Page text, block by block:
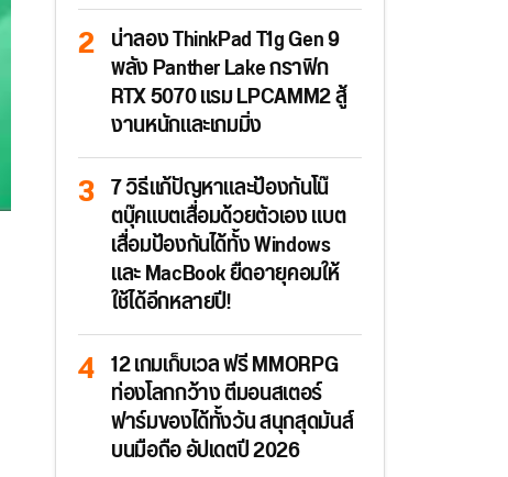
น่าลอง ThinkPad T1g Gen 9
พลัง Panther Lake กราฟิก
RTX 5070 แรม LPCAMM2 สู้
งานหนักและเกมมิ่ง
7 วิธีแก้ปัญหาและป้องกันโน๊
ตบุ๊คแบตเสื่อมด้วยตัวเอง แบต
เสื่อมป้องกันได้ทั้ง Windows
และ MacBook ยืดอายุคอมให้
ใช้ได้อีกหลายปี!
12 เกมเก็บเวล ฟรี MMORPG
ท่องโลกกว้าง ตีมอนสเตอร์
ฟาร์มของได้ทั้งวัน สนุกสุดมันส์
บนมือถือ อัปเดตปี 2026